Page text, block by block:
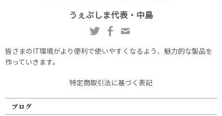
うぇぶしま代表・中島
皆さまのIT環境がより便利で使いやすくなるよう、魅力的な製品を
作っていきます。
特定商取引法に基づく表記
ブログ